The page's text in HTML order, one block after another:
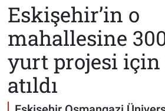
Eskişehir’in o
mahallesine
yurt projesi için
atıldı
DÜNYA
SAĞLIK
MAGAZİN
KADIN
Eskişehir Namaz Vakitleri
Eskişehir Trafik Yoğunluk
Süper Lig Puan Durumu ve
Tüm Manşetler